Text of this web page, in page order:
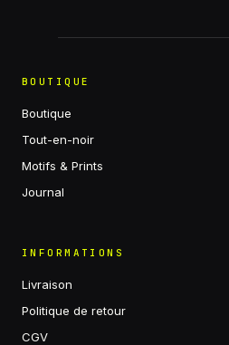
BOUTIQUE
Boutique
Tout-en-noir
Motifs & Prints
Journal
INFORMATIONS
Livraison
Politique de retour
CGV